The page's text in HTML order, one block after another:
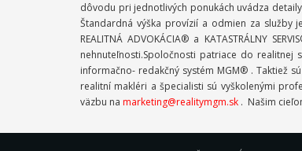
dôvodu pri jednotlivých ponukách uvádza
Štandardná výška provízií a odmien za služby
REALITNÁ ADVOKÁCIA® a KATASTRÁLNY
nehnuteľnosti.Spoločnosti patriace do realitnej
informačno- redakčný systém MGM® . Taktiež
realitní makléri a špecialisti sú vyškolenými
väzbu na marketing@realitymgm.sk . Našim